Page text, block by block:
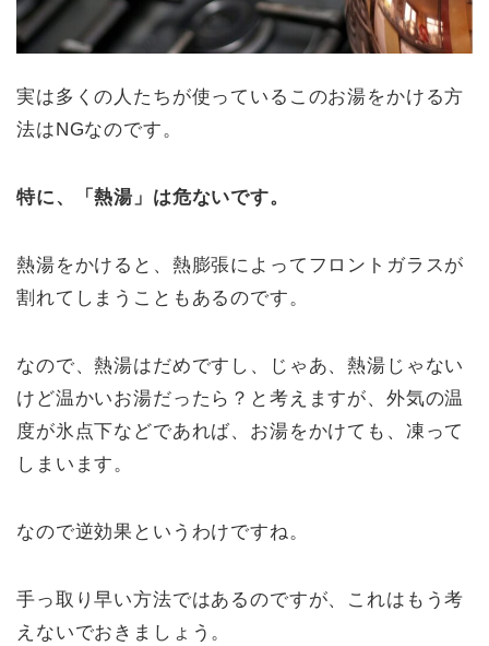
実は多くの人たちが使っているこのお湯をかける方
法はNGなのです。
特に、「熱湯」は危ないです。
熱湯をかけると、熱膨張によってフロントガラスが
割れてしまうこともあるのです。
なので、熱湯はだめですし、じゃあ、熱湯じゃない
けど温かいお湯だったら？と考えますが、外気の温
度が氷点下などであれば、お湯をかけても、凍って
しまいます。
なので逆効果というわけですね。
手っ取り早い方法ではあるのですが、これはもう考
えないでおきましょう。